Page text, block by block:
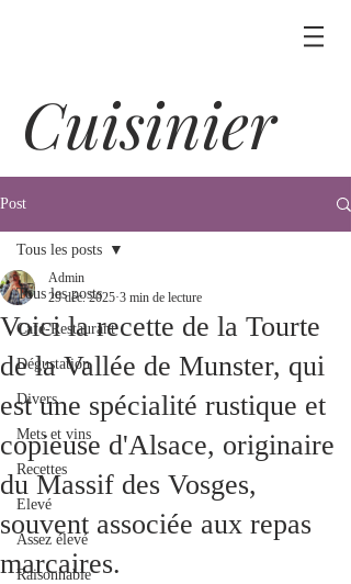
Cuisinier
Post
Tous les posts
Café-Restaurant
Dégustation
Divers
Mets et vins
Recettes
Elevé
Assez élevé
Raisonnable
Tous les posts
Voici la recette de la Tourte
de la Vallée de Munster, qui
est une spécialité rustique et
copieuse d'Alsace, originaire
du Massif des Vosges,
souvent associée aux repas
marcaires.
Admin
29 déc. 2025 3 min de lecture